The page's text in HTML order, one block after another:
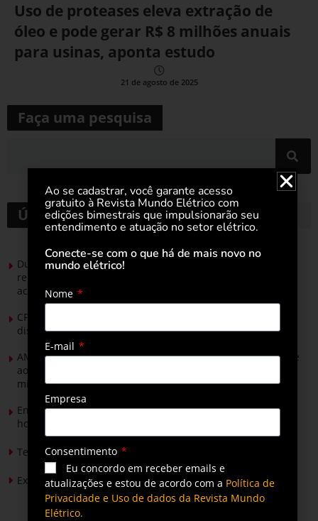
Uso de proteases eleva extração de
óleo e pode gerar R$ 8 milhões anuais
para usinas, aponta estudo
21 de agosto de 2025
Faça uma pesquisa
Últimas notícias
Durante esforço concentrado do Congresso, setor de
renováveis apresenta no Senado Federal pautas para
acelerar transição energética
CPFL Energia e TIM se unem para criar a rede de
distribuição do futuro com tecnologia privativa
AMIG Brasil convida pré-candidatos ao Governo de Minas e
ao Senado para discutir propostas para os municípios
mineradores e afetados
Energia solar permitirá ampliar em 25% a produção de
hortaliças em projeto social no Tocantins
Tendências de Iluminação em 2026
Expansão da energia solar no Brasil
Ao se cadastrar, você garante acesso
gratuito à Revista Mundo Elétrico com
edições bimestrais que impulsionarão seu
entendimento e atuação no setor elétrico.
Conecte-se com o que há de mais novo no
mundo elétrico!
Nome
E-mail
Empresa
Consentimento
Eu concordo em receber emails e
atualizações e estou de acordo com a Política de
Privacidade e Uso de dados da Revista Mundo
Elétrico.